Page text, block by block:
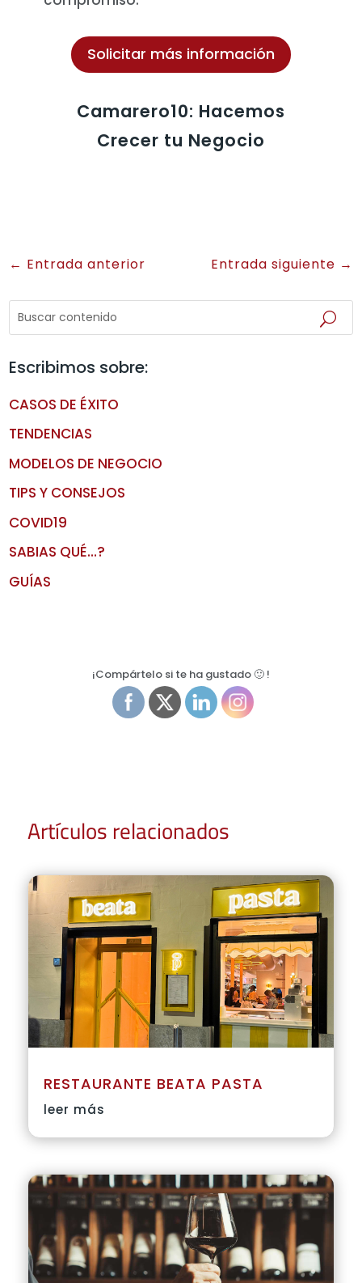
Solicitar más información
Camarero10: Hacemos
Crecer tu Negocio
← Entrada anterior Entrada siguiente →
Escribimos sobre:
CASOS DE ÉXITO
TENDENCIAS
MODELOS DE NEGOCIO
TIPS Y CONSEJOS
COVID19
SABIAS QUÉ…?
GUÍAS
¡Compártelo si te ha gustado 🙂 !
Artículos relacionados
RESTAURANTE BEATA PASTA
leer más